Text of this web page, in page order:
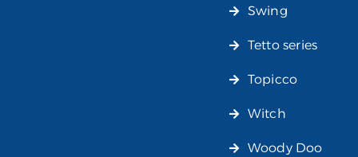
Swing
Tetto series
Topicco
Witch
Woody Doo